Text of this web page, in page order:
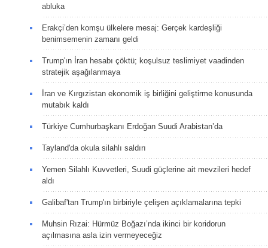
abluka
Erakçi’den komşu ülkelere mesaj: Gerçek kardeşliği
benimsemenin zamanı geldi
Trump'ın İran hesabı çöktü; koşulsuz teslimiyet vaadinden
stratejik aşağılanmaya
İran ve Kırgızistan ekonomik iş birliğini geliştirme konusunda
mutabık kaldı
Türkiye Cumhurbaşkanı Erdoğan Suudi Arabistan’da
Tayland'da okula silahlı saldırı
Yemen Silahlı Kuvvetleri, Suudi güçlerine ait mevzileri hedef
aldı
Galibaf'tan Trump'ın birbiriyle çelişen açıklamalarına tepki
Muhsin Rızai: Hürmüz Boğazı’nda ikinci bir koridorun
açılmasına asla izin vermeyeceğiz